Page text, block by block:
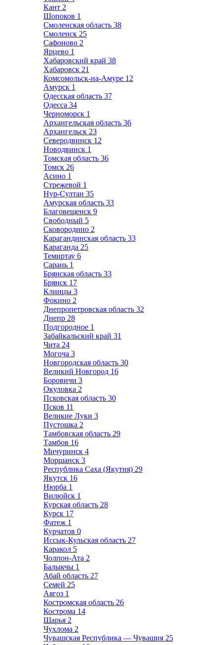
Кант 2
Шопоков 1
Смоленская область 38
Смоленск 25
Сафоново 2
Ярцево 1
Хабаровский край 38
Хабаровск 21
Комсомольск-на-Амуре 12
Амурск 1
Одесская область 37
Одесса 34
Черноморск 1
Архангельская область 36
Архангельск 23
Северодвинск 12
Новодвинск 1
Томская область 36
Томск 26
Асино 1
Стрежевой 1
Нур-Султан 35
Амурская область 33
Благовещенск 9
Свободный 5
Сковородино 2
Карагандинская область 33
Караганда 25
Темиртау 6
Сарань 1
Брянская область 33
Брянск 17
Клинцы 3
Фокино 2
Днепропетровская область 32
Днепр 28
Подгородное 1
Забайкальский край 31
Чита 24
Могоча 3
Новгородская область 30
Великий Новгород 16
Боровичи 3
Окуловка 2
Псковская область 30
Псков 11
Великие Луки 3
Пустошка 2
Тамбовская область 29
Тамбов 16
Мичуринск 4
Моршанск 3
Республика Саха (Якутия) 29
Якутск 16
Нюрба 1
Вилюйск 1
Курская область 28
Курск 17
Фатеж 1
Курчатов 0
Иссык-Кульская область 27
Каракол 5
Чолпон-Ата 2
Балыкчы 1
Абай область 27
Семей 25
Аягоз 1
Костромская область 26
Кострома 14
Шарья 2
Чухлома 2
Чувашская Республика — Чувашия 25